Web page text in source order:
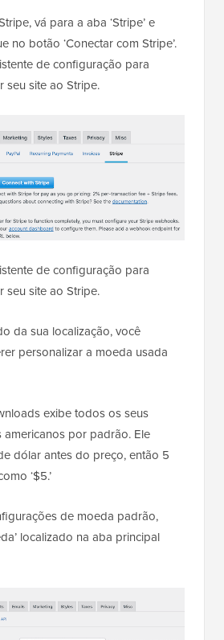
vá para a aba ‘Stripe’ e
no botão ‘Conectar com Stripe’.
de configuração para
seu site ao Stripe.
de configuração para
seu site ao Stripe.
da sua localização, você
personalizar a moeda usada
exibe todos os seus
por padrão. Ele
dólar antes do preço, então 5
‘$5.’
de moeda padrão,
localizado na aba principal